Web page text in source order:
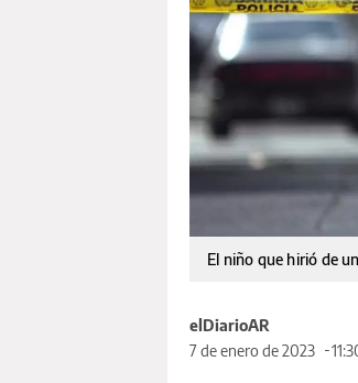
El niño que hirió de
elDiarioAR
7 de enero de 2023